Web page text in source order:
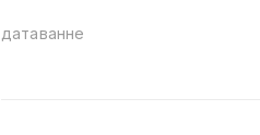
датаванне